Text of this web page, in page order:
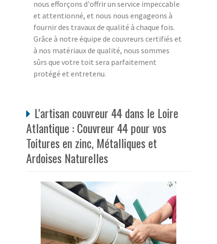
nous efforçons d'offrir un service impeccable
et attentionné, et nous nous engageons à
fournir des travaux de qualité à chaque fois.
Grâce à notre équipe de couvreurs certifiés et
à nos matériaux de qualité, nous sommes
sûrs que votre toit sera parfaitement
protégé et entretenu.
L'artisan couvreur 44 dans le Loire
Atlantique : Couvreur 44 pour vos
Toitures en zinc, Métalliques et
Ardoises Naturelles